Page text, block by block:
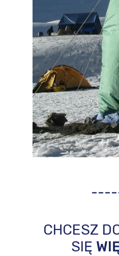
CHCESZ
SIĘ